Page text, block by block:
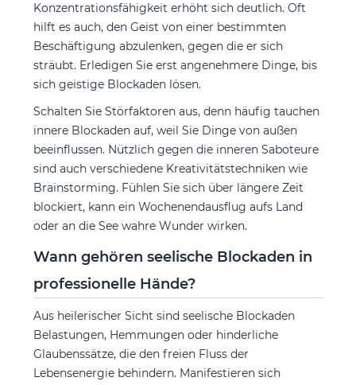
Konzentrationsfähigkeit erhöht sich deutlich. Oft
hilft es auch, den Geist von einer bestimmten
Beschäftigung abzulenken, gegen die er sich
sträubt. Erledigen Sie erst angenehmere Dinge, bis
sich geistige Blockaden lösen.
Schalten Sie Störfaktoren aus, denn häufig tauchen
innere Blockaden auf, weil Sie Dinge von außen
beeinflussen. Nützlich gegen die inneren Saboteure
sind auch verschiedene Kreativitätstechniken wie
Brainstorming. Fühlen Sie sich über längere Zeit
blockiert, kann ein Wochenendausflug aufs Land
oder an die See wahre Wunder wirken.
Wann gehören seelische Blockaden in
professionelle Hände?
Aus heilerischer Sicht sind seelische Blockaden
Belastungen, Hemmungen oder hinderliche
Glaubenssätze, die den freien Fluss der
Lebensenergie behindern. Manifestieren sich